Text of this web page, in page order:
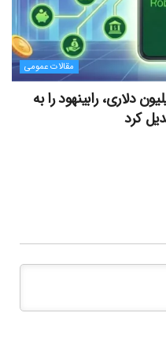
مقالات عمومی
۱۳ خط کسب‌وکار ۱۰۰ میلیون دلاری، رابینهود را به
کرد